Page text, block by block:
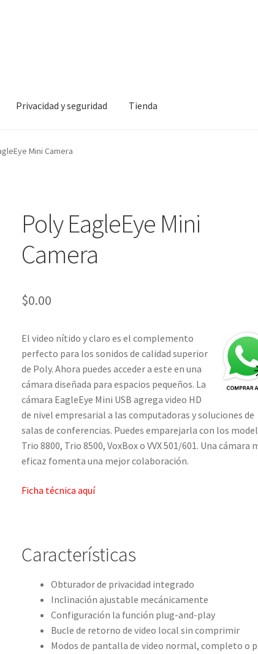
Privacidad y seguridad Tienda
y seguridadMini Camera
Poly EagleEye Mini
Camera
$0.00
El video nítido y claro es el complemento
perfecto para los sonidos de calidad superior
de Poly. Ahora puedes acceder a este en una
cámara diseñada para espacios pequeños. La
cámara EagleEye Mini USB agrega video HD
de nivel empresarial a las computadoras y soluciones de
salas de conferencias. Puedes emparejarla con los
Trio 8800, Trio 8500, VoxBox o VVX 501/601. Una cámara
eficaz fomenta una mejor colaboración.
Ficha técnica aquí
Características
Obturador de privacidad integrado
Inclinación ajustable mecánicamente
Configuración la función plug-and-play
Bucle de retorno de video local sin comprimir
Modos de pantalla de video normal, completo o